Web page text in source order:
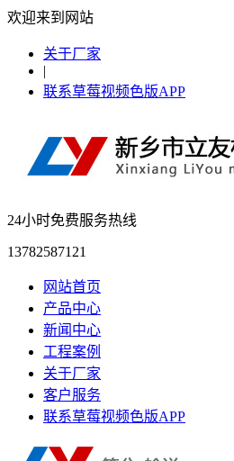
欢迎来到网站
关于厂家
|
联系草莓视频色版APP
24小时免费服务热线
13782587121
网站首页
产品中心
新闻中心
工程案例
关于厂家
客户服务
联系草莓视频色版APP